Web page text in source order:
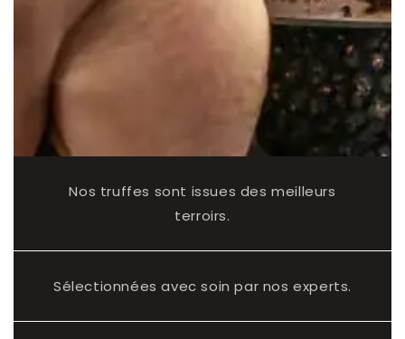
Nos truffes sont issues des meilleurs
terroirs.
Sélectionnées avec soin par nos experts.